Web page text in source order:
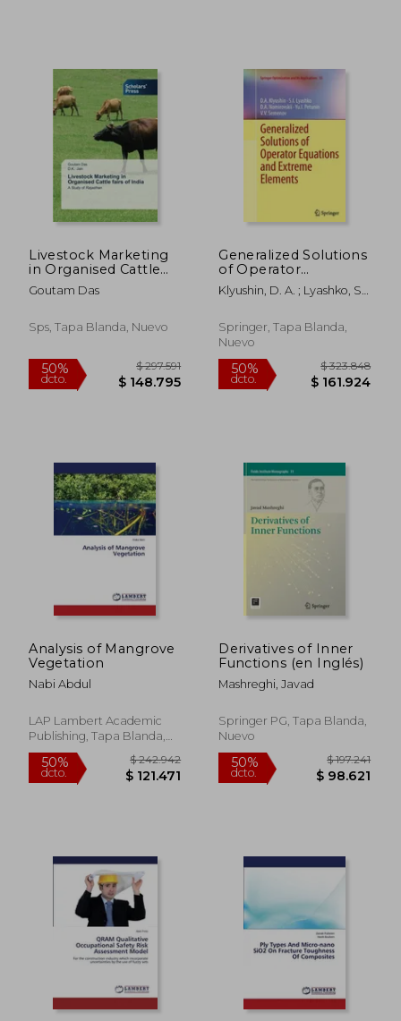
50% $ 259.790
$ 129.895
50%
dcto.
Livestock Marketing
in Organised Cattle
fairs of India: A Study
of Rajasthan
Goutam Das
Sps, Tapa Blanda, Nuevo
50%
Generalized Solutions
of Operator
Equations and
Extreme Elements
Klyushin, D. A. ; Lyashko, S.
Springer, Tapa Blanda,
Nuevo
50%
Analysis of Mangrove
Vegetation
Nabi Abdul
LAP Lambert Academic
Publishing, Tapa Blanda,
Nuevo
Derivatives of Inner
Functions (en Inglés)
Mashreghi, Javad
Springer PG, Tapa Blanda,
Nuevo